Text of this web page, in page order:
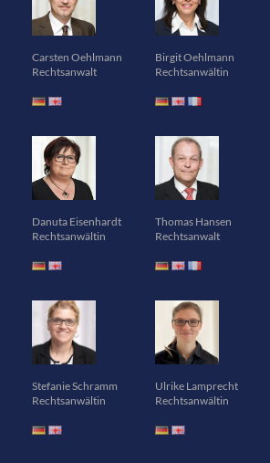
Carsten Oehlmann
Rechtsanwalt
Birgit Oehlmann
Rechtsanwältin
Danuta Eisenhardt
Rechtsanwältin
Thomas Hansen
Rechtsanwalt
Stefanie Schramm
Rechtsanwältin
Ulrike Lamprecht
Rechtsanwältin